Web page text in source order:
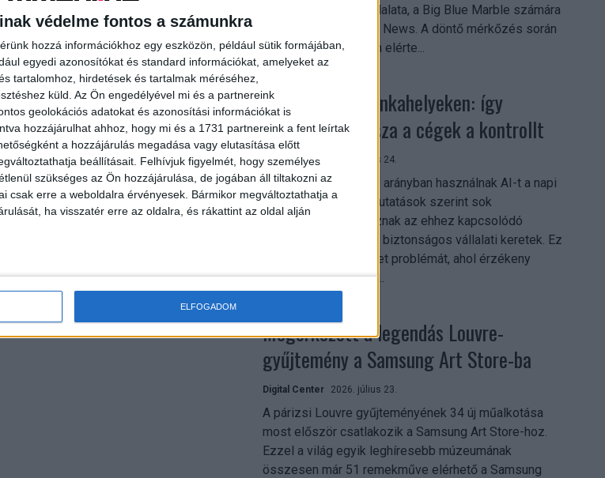
védelme fontos a számunkra
hozzá információkhoz egy eszközön, például sütik formájában,
egyedi azonosítókat és standard információkat, amelyeket az
tartalomhoz, hirdetések és tartalmak méréséhez,
küld. Az Ön engedélyével mi és a partnereink
geolokációs adatokat és azonosítási információkat is
hozzájárulhat ahhoz, hogy mi és a 1731 partnereink a fent leírtak
a hozzájárulás megadása vagy elutasítása előtt
beállításait. Felhívjuk figyelmét, hogy személyes
szükséges az Ön hozzájárulása, de jogában áll tiltakozni az
csak erre a weboldalra érvényesek. Bármikor megváltoztathatja a
ha visszatér erre az oldalra, és rákattint az oldal alján
ELFOGADOM
technológiai leányvállalata, a Big Blue Marble számára
– írja a Broadband TV News. A döntő mérkőzés során
az átlagos nézőszám elérte...
Shadow AI a munkahelyeken: így
szerezhetik vissza a cégek a kontrollt
Digital Center 2026. július 24.
A munkavállalók nagy arányban használnak AI-t a napi
munkában, ám friss kutatások szerint sok
szervezetnél hiányoznak az ehhez kapcsolódó
világos irányelvek és biztonságos vállalati keretek. Ez
különösen ott jelenthet problémát, ahol érzékeny
üzleti információkkal...
Megérkezett a legendás Louvre-
gyűjtemény a Samsung Art Store-ba
Digital Center 2026. július 23.
A párizsi Louvre gyűjteményének 34 új műalkotása
most először csatlakozik a Samsung Art Store-hoz.
Ezzel a világ egyik leghíresebb múzeumának
összesen már 51 remekműve elérhető a Samsung